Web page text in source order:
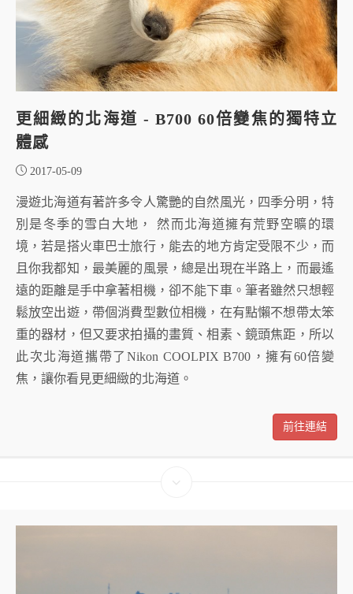
更細緻的北海道 - B700 60倍變焦的獨特立
體感
2017-05-09
漫遊北海道有著許多令人驚艷的自然風光，四季分明，特
別是冬季的雪白大地， 然而北海道擁有荒野空曠的環
境，若是搭火車巴士旅行，能去的地方肯定受限不少，而
且你我都知，最美麗的風景，總是出現在半路上，而最遙
遠的距離是手中拿著相機，卻不能下車。筆者雖然只想輕
鬆放空出遊，帶個消費型數位相機，在有點懶不想帶太笨
重的器材，但又要求拍攝的畫質、相素、鏡頭焦距，所以
此次北海道攜帶了Nikon COOLPIX B700，擁有60倍變
焦，讓你看見更細緻的北海道。
前往連結